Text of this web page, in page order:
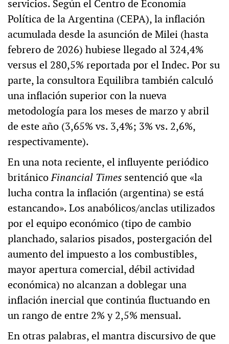
servicios. Según el Centro de Economía
Política de la Argentina (CEPA), la inflación
acumulada desde la asunción de Milei (hasta
febrero de 2026) hubiese llegado al 324,4%
versus el 280,5% reportada por el Indec. Por su
parte, la consultora Equilibra también calculó
una inflación superior con la nueva
metodología para los meses de marzo y abril
de este año (3,65% vs. 3,4%; 3% vs. 2,6%,
respectivamente).
En una nota reciente, el influyente periódico
británicoFinancial Times sentenció que «la
lucha contra la inflación (argentina) se está
estancando». Los anabólicos/anclas utilizados
por el equipo económico (tipo de cambio
planchado, salarios pisados, postergación del
aumento del impuesto a los combustibles,
mayor apertura comercial, débil actividad
económica) no alcanzan a doblegar una
inflación inercial que continúa fluctuando en
un rango de entre 2% y 2,5% mensual.
En otras palabras, el mantra discursivo de que